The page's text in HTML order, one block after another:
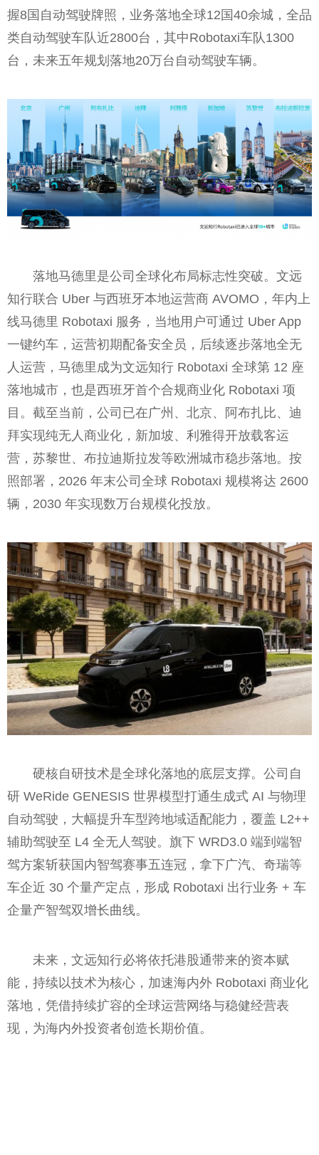
握8国自动驾驶牌照，业务落地全球12国40余城，全品
类自动驾驶车队近2800台，其中Robotaxi车队1300
台，未来五年规划落地20万台自动驾驶车辆。
落地马德里是公司全球化布局标志性突破。文远
知行联合 Uber 与西班牙本地运营商 AVOMO，年内上
线马德里 Robotaxi 服务，当地用户可通过 Uber App
一键约车，运营初期配备安全员，后续逐步落地全无
人运营，马德里成为文远知行 Robotaxi 全球第 12 座
落地城市，也是西班牙首个合规商业化 Robotaxi 项
目。截至当前，公司已在广州、北京、阿布扎比、迪
拜实现纯无人商业化，新加坡、利雅得开放载客运
营，苏黎世、布拉迪斯拉发等欧洲城市稳步落地。按
照部署，2026 年末公司全球 Robotaxi 规模将达 2600
辆，2030 年实现数万台规模化投放。
硬核自研技术是全球化落地的底层支撑。公司自
研 WeRide GENESIS 世界模型打通生成式 AI 与物理
自动驾驶，大幅提升车型跨地域适配能力，覆盖 L2++
辅助驾驶至 L4 全无人驾驶。旗下 WRD3.0 端到端智
驾方案斩获国内智驾赛事五连冠，拿下广汽、奇瑞等
车企近 30 个量产定点，形成 Robotaxi 出行业务 + 车
企量产智驾双增长曲线。
未来，文远知行必将依托港股通带来的资本赋
能，持续以技术为核心，加速海内外 Robotaxi 商业化
落地，凭借持续扩容的全球运营网络与稳健经营表
现，为海内外投资者创造长期价值。